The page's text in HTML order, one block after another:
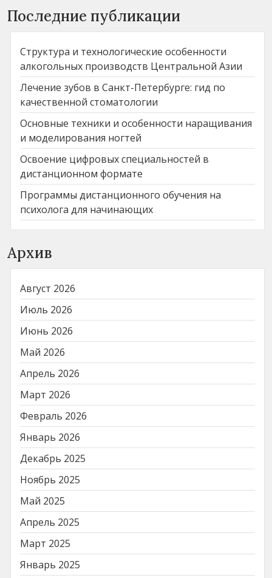
Последние публикации
Структура и технологические особенности
алкогольных производств Центральной Азии
Лечение зубов в Санкт-Петербурге: гид по
качественной стоматологии
Основные техники и особенности наращивания
и моделирования ногтей
Освоение цифровых специальностей в
дистанционном формате
Программы дистанционного обучения на
психолога для начинающих
Архив
Август 2026
Июль 2026
Июнь 2026
Май 2026
Апрель 2026
Март 2026
Февраль 2026
Январь 2026
Декабрь 2025
Ноябрь 2025
Май 2025
Апрель 2025
Март 2025
Январь 2025